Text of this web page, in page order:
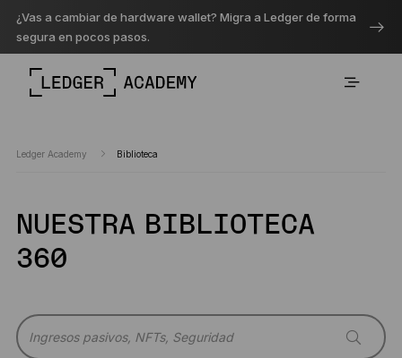
¿Vas a cambiar de hardware wallet? Migra a Ledger de forma
segura en pocos pasos.
Ledger Academy Biblioteca
NUESTRA BIBLIOTECA
360